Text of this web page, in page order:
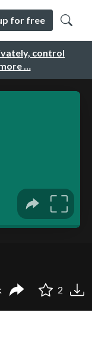
control
…
for free
2